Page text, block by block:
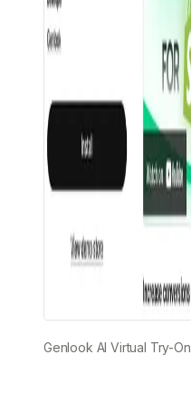
Genlook AI Virtual Try-On